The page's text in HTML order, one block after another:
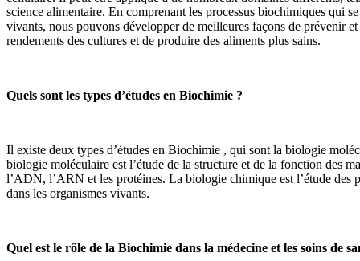
science alimentaire. En comprenant les processus biochimiques qui
vivants, nous pouvons développer de meilleures façons de prévenir
rendements des cultures et de produire des aliments plus sains.
Quels sont les types d’études en Biochimie ?
Il existe deux types d’études en Biochimie , qui sont la biologie
biologie moléculaire est l’étude de la structure et de la fonction des
l’ADN, l’ARN et les protéines. La biologie chimique est l’étude des
dans les organismes vivants.
Quel est le rôle de la Biochimie dans la médecine et les soins de